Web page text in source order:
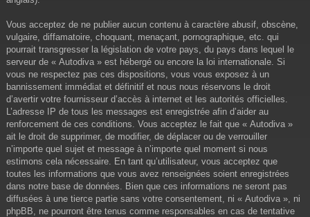
Vous acceptez de ne publier aucun contenu à caractère abusif, obscène,
vulgaire, diffamatoire, choquant, menaçant, pornographique, etc. qui
pourrait transgresser la législation de votre pays, du pays dans lequel le
serveur de « Autodiva » est hébergé ou encore la loi internationale. Si
vous ne respectez pas ces dispositions, vous vous exposez à un
bannissement immédiat et définitif et nous nous réservons le droit
d’avertir votre fournisseur d’accès à internet et les autorités officielles.
L’adresse IP de tous les messages est enregistrée afin d’aider au
renforcement de ces conditions. Vous acceptez le fait que « Autodiva »
ait le droit de supprimer, de modifier, de déplacer ou de verrouiller
n’importe quel sujet et message à n’importe quel moment si nous
estimons cela nécessaire. En tant qu’utilisateur, vous acceptez que
toutes les informations que vous avez renseignées soient enregistrées
dans notre base de données. Bien que ces informations ne seront pas
diffusées à une tierce partie sans votre consentement, ni « Autodiva », ni
phpBB, ne pourront être tenus comme responsables en cas de tentative